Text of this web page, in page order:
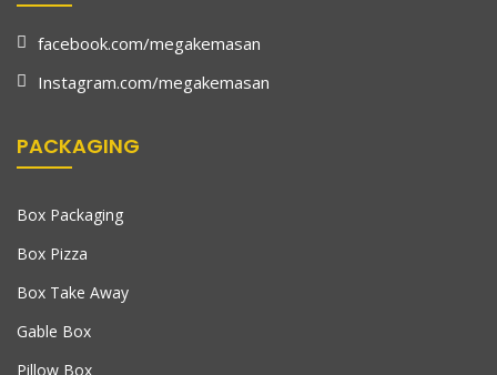
facebook.com/megakemasan
Instagram.com/megakemasan
PACKAGING
Box Packaging
Box Pizza
Box Take Away
Gable Box
Pillow Box